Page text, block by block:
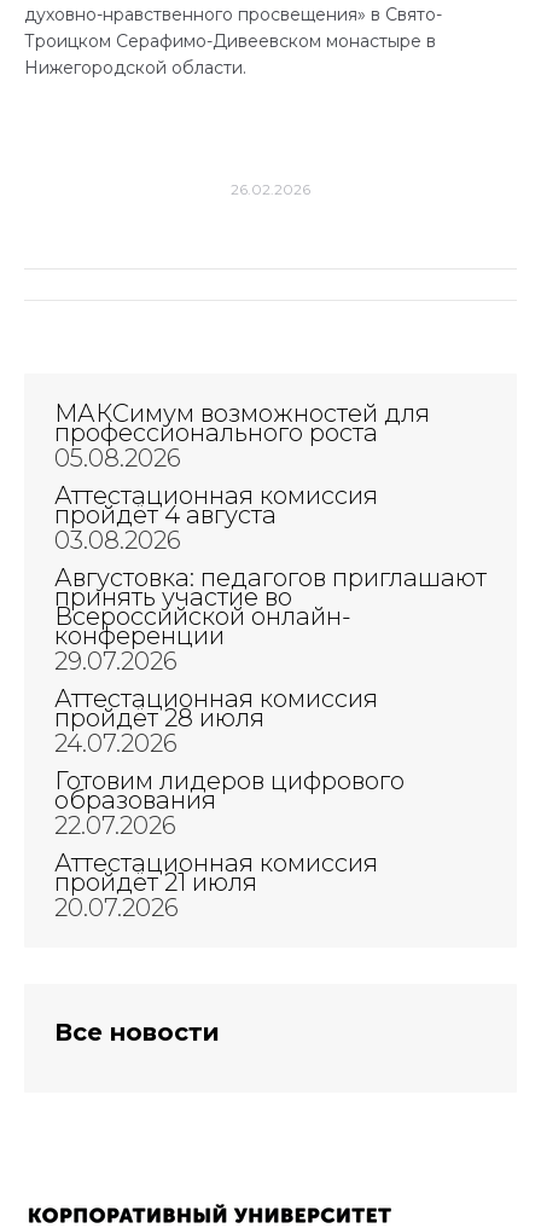
духовно-нравственного просвещения» в Свято-
Троицком Серафимо-Дивеевском монастыре в
Нижегородской области.
26.02.2026
Навигация
МАКСимум возможностей для
профессионального роста
05.08.2026
Аттестационная комиссия
пройдёт 4 августа
03.08.2026
Августовка: педагогов приглашают
принять участие во
Всероссийской онлайн-
конференции
29.07.2026
Аттестационная комиссия
пройдёт 28 июля
24.07.2026
Готовим лидеров цифрового
образования
22.07.2026
Аттестационная комиссия
пройдёт 21 июля
20.07.2026
Все новости